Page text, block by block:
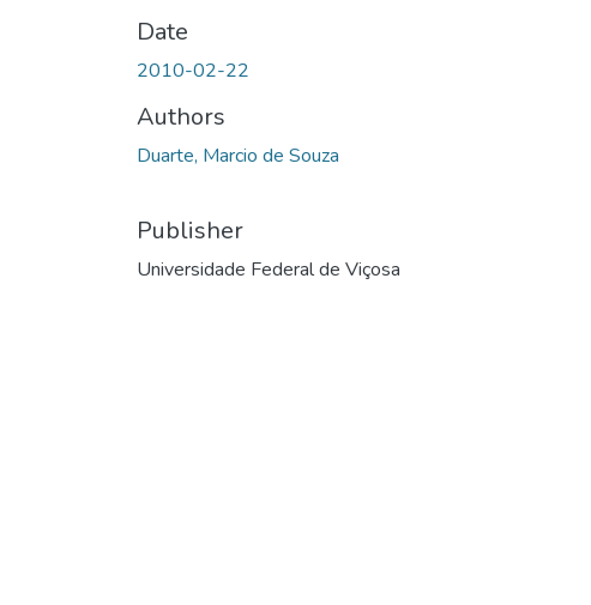
Date
2010-02-22
Authors
Duarte, Marcio de Souza
Publisher
Universidade Federal de Viçosa